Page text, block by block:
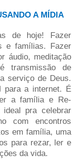
A MÍDIA
de hoje! Fazer
e famílias. Fazer
áudio, meditação
transmissão de
serviço de Deus.
para a internet. É
a família e Re-
pra celebrar
com encontros
em família, uma
para rezar, ler e
da vida.